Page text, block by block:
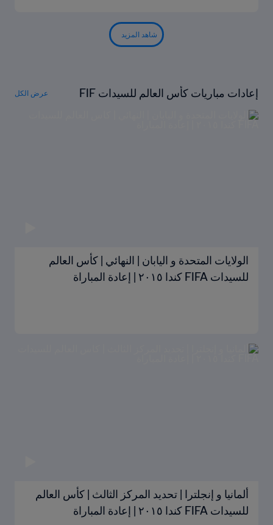
شاهد المزيد
إعادات مباريات كأس العالم للسيدات FIF
A كندا ٢٠١٥
عرض الكل
الولايات المتحدة و اليابان | النهائي | كأس العالم
للسيدات FIFA كندا ٢٠١٥ | إعادة المباراة
ألمانيا و إنجلترا | تحديد المركز الثالث | كأس العالم
للسيدات FIFA كندا ٢٠١٥ | إعادة المباراة